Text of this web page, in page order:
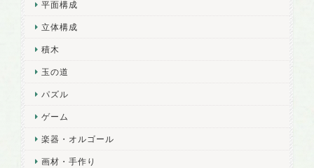
平面構成
立体構成
積木
玉の道
パズル
ゲーム
楽器・オルゴール
画材・手作り